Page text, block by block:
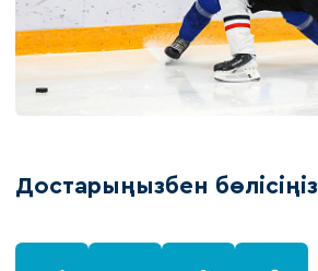
Достарыңызбен бөлісіңіз